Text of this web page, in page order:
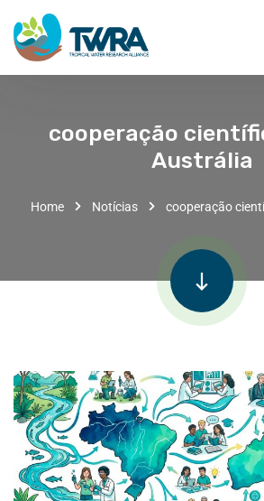
cooperação
Austrália
Home Notícias cooperação